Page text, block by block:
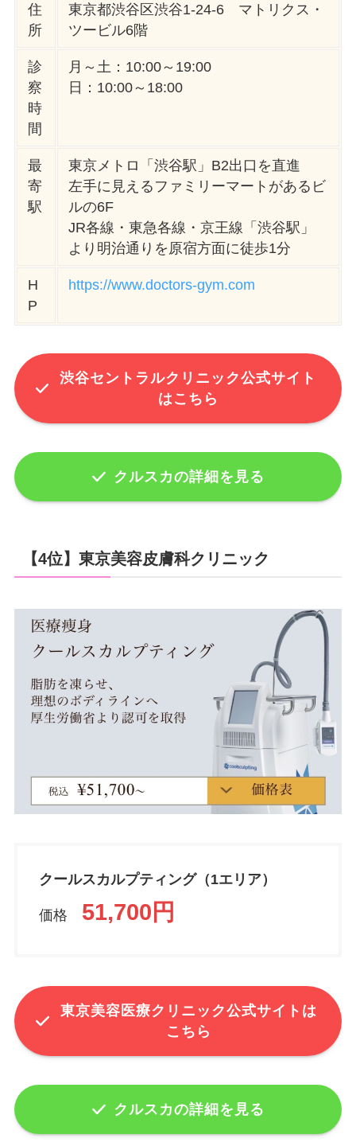
住
所
東京都渋谷区渋谷1-24-6 マトリクス・
ツービル6階
診
察
時
間
月～土：10:00～19:00
日：10:00～18:00
最
寄
駅
東京メトロ「渋谷駅」B2出口を直進
左手に見えるファミリーマートがあるビ
ルの6F
JR各線・東急各線・京王線「渋谷駅」
より明治通りを原宿方面に徒歩1分
H
P
https://www.doctors-gym.com
渋谷セントラルクリニック公式サイト
はこちら
クルスカの詳細を見る
【4位】東京美容皮膚科クリニック
クールスカルプティング（1エリア）
価格 51,700円
東京美容医療クリニック公式サイトは
こちら
クルスカの詳細を見る